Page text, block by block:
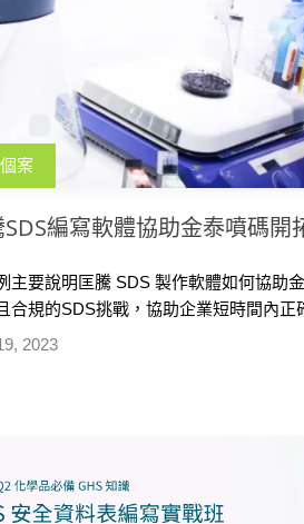
案
SDS編寫軟體協助金泰噴碼開
2023
主要說明匡騰 SDS 製作軟體如何協助
合規的SDS挑戰，協助企業短時間內
熟悉各國語言、法規及商業機密等問題